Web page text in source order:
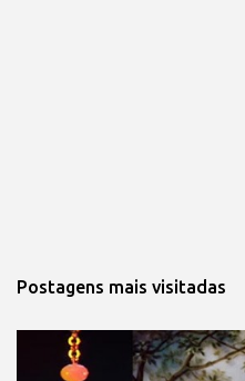
Postagens mais visitadas